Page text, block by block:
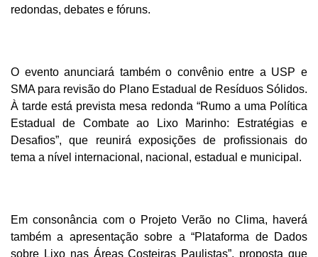
redondas, debates e fóruns.
O evento anunciará também o convênio entre a USP e
SMA para revisão do Plano Estadual de Resíduos Sólidos.
À tarde está prevista mesa redonda “Rumo a uma Política
Estadual de Combate ao Lixo Marinho: Estratégias e
Desafios”, que reunirá exposições de profissionais do
tema a nível internacional, nacional, estadual e municipal.
Em consonância com o Projeto Verão no Clima, haverá
também a apresentação sobre a “Plataforma de Dados
sobre Lixo nas Áreas Costeiras Paulistas”, proposta que